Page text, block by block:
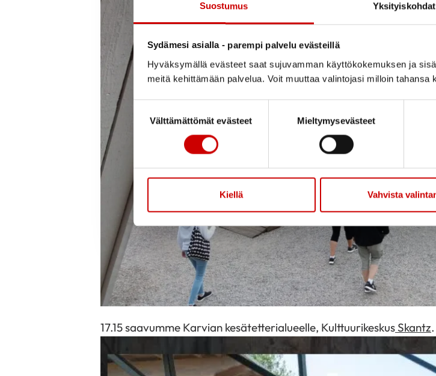
Suostumus Yksityiskohdat
Sydämesi asialla - parempi palvelu evästeillä
Hyväksymällä evästeet saat sujuvamman käyttökokemuksen ja
meitä kehittämään palvelua. Voit muuttaa valintojasi milloin
Välttämättömät evästeet
Mieltymysevästeet
Kiellä Vahvista
17.15 saavumme Karvian kesätetterialueelle, Kulttuurikeskus Skantz.